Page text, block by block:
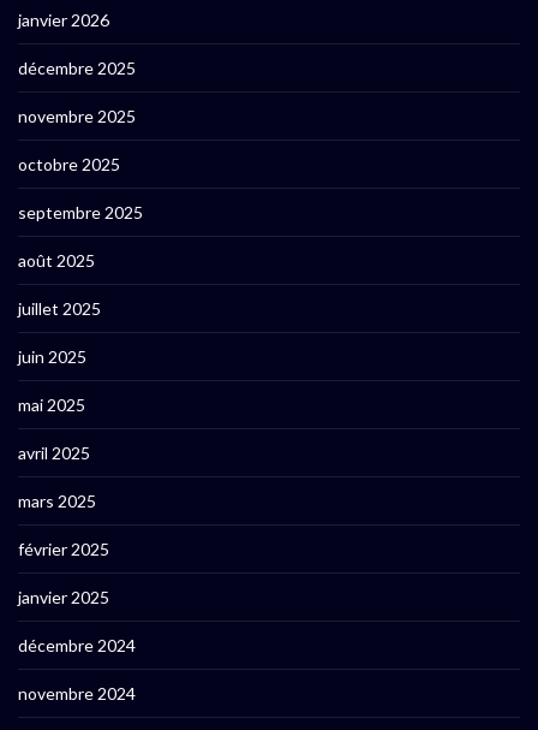
janvier 2026
décembre 2025
novembre 2025
octobre 2025
septembre 2025
août 2025
juillet 2025
juin 2025
mai 2025
avril 2025
mars 2025
février 2025
janvier 2025
décembre 2024
novembre 2024